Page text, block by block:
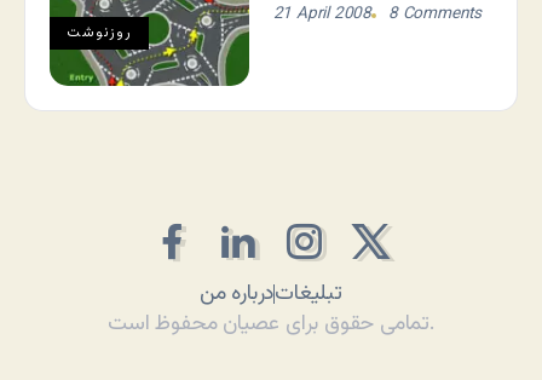
روزنوشت
21 April 2008 8 Comments
درباره منتبلیغات
تمامی حقوق برای عصیان محفوظ است.